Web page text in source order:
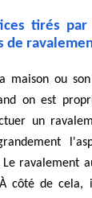
tirés
de
maison ou
on est
un
Le ravalement
côté de cela,